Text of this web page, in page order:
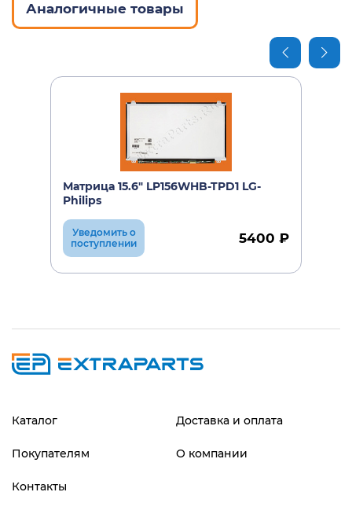
Аналогичные товары
Матрица 15.6" LP156WHB-TPD1 LG-
Philips
Уведомить о
поступлении
5400 ₽
Каталог Доставка и оплата
Покупателям О компании
Контакты